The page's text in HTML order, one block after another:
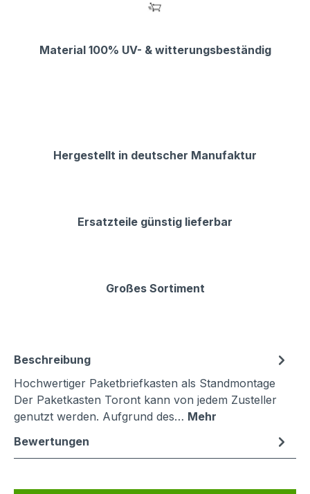
Material 100% UV- & witterungsbeständig
Hergestellt in deutscher Manufaktur
Ersatzteile günstig lieferbar
Großes Sortiment
Beschreibung
Hochwertiger Paketbriefkasten als Standmontage
Der Paketkasten Toront kann von jedem Zusteller
genutzt werden. Aufgrund des… Mehr
Bewertungen